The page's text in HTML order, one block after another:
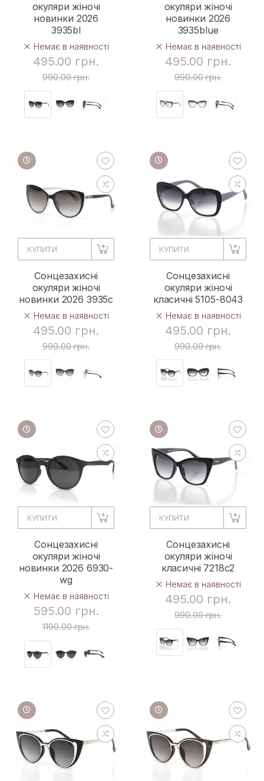
окуляри жіночі
новинки 2026
3935bl
Немає в наявності
495.00 грн.
990.00 грн.
окуляри жіночі
новинки 2026
3935blue
Немає в наявності
495.00 грн.
990.00 грн.
КУПИТИ
Сонцезахисні
окуляри жіночі
новинки 2026 3935c
Немає в наявності
495.00 грн.
990.00 грн.
КУПИТИ
Сонцезахисні
окуляри жіночі
класичні 5105-8043
Немає в наявності
495.00 грн.
990.00 грн.
КУПИТИ
Сонцезахисні
окуляри жіночі
новинки 2026 6930-
wg
Немає в наявності
595.00 грн.
1190.00 грн.
КУПИТИ
Сонцезахисні
окуляри жіночі
класичні 7218c2
Немає в наявності
495.00 грн.
990.00 грн.